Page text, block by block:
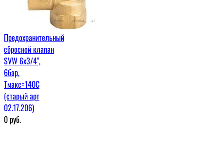
Предохранительный
сбросной клапан
SVW 6х3/4",
6бар,
Тмакс=140С
(старый арт
02.17.206)
0руб.